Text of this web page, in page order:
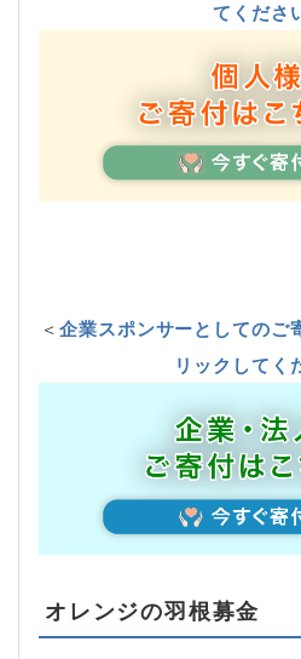
てくださ
＜企業スポンサーとしてのご
リックしてく
オレンジの羽根募金